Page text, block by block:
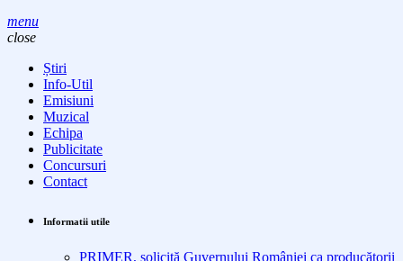
menu
close
Știri
Info-Util
Emisiuni
Muzical
Echipa
Publicitate
Concursuri
Contact
Informatii utile
PRIMER, solicită Guvernului României ca producătorii